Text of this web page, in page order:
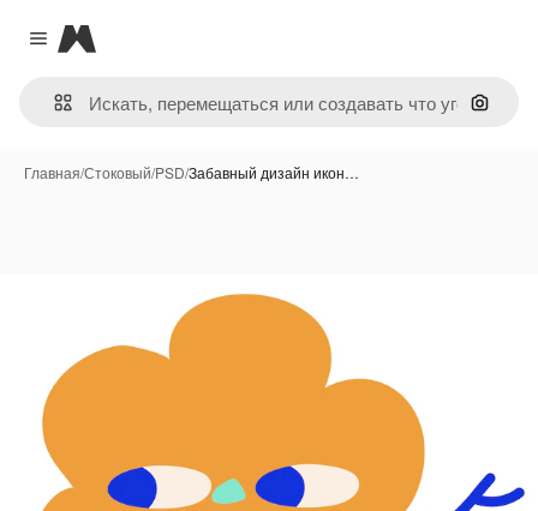
Close menu
Magnific
Поиск
Главная/Стоковый/PSD/Забавный дизайн икон…